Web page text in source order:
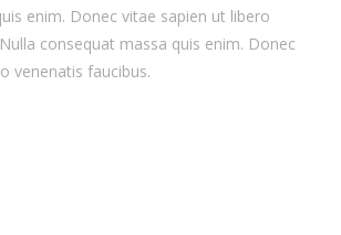
enim. Donec vitae sapien ut libero
consequat massa quis enim. Donec
venenatis faucibus.